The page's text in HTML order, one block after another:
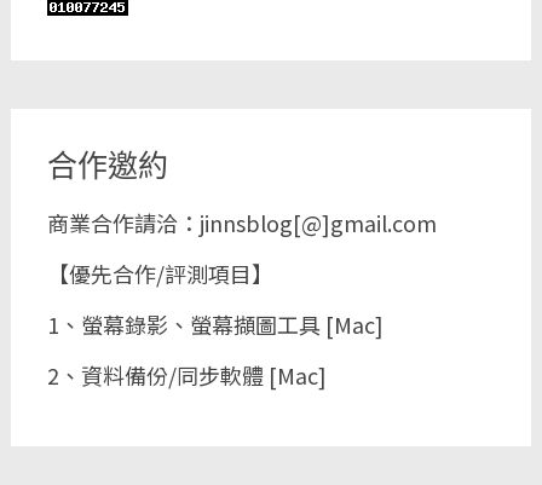
合作邀約
商業合作請洽：jinnsblog[@]gmail.com
【優先合作/評測項目】
1、螢幕錄影、螢幕擷圖工具 [Mac]
2、資料備份/同步軟體 [Mac]